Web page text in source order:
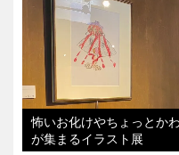
怖いお化けやちょっとか
が集まるイラスト展